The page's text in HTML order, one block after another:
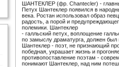
ШАНТЕКЛЕР (фр. Chantecler) -
Петух Шантеклер появился в
века. Ростан использовал образ
радость, а порой и
полемики. Шантеклер
- галльский петух, воплощение
по замыслу драматурга, должен
Шантеклер - поэт, не признающий
победная, украшает жизнь и
противопоставление поэтам -
понимают Шантеклер, над ним